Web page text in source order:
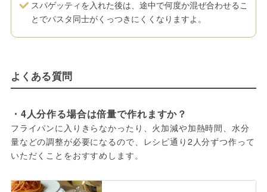
スパゲッティを入れた後は、途中で何度か混ぜ合わせるこ
とでパスタ同士がくっつきにくくなりますよ。
よくある質問
・4人分作る場合は倍量で作れますか？
フライパンに入りきらなかったり、火加減や加熱時間、水分
量などの調整が必要になるので、レシピ通り2人分ずつ作って
いただくことをおすすめします。